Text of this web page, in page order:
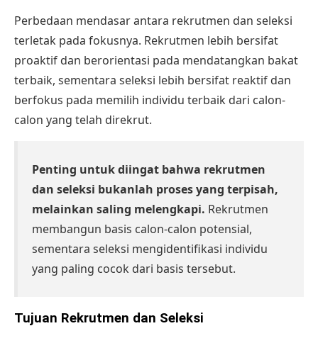
Perbedaan mendasar antara rekrutmen dan seleksi
terletak pada fokusnya. Rekrutmen lebih bersifat
proaktif dan berorientasi pada mendatangkan bakat
terbaik, sementara seleksi lebih bersifat reaktif dan
berfokus pada memilih individu terbaik dari calon-
calon yang telah direkrut.
Penting untuk diingat bahwa rekrutmen
dan seleksi bukanlah proses yang terpisah,
melainkan saling melengkapi. Rekrutmen
membangun basis calon-calon potensial,
sementara seleksi mengidentifikasi individu
yang paling cocok dari basis tersebut.
Tujuan Rekrutmen dan Seleksi